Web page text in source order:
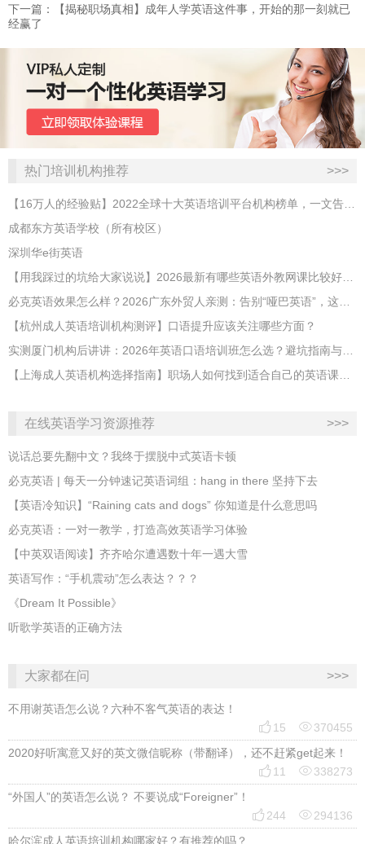
下一篇：【揭秘职场真相】成年人学英语这件事，开始的那一刻就已
经赢了
热门培训机构推荐 >>>
【16万人的经验贴】2022全球十大英语培训平台机构榜单，一文告诉你
成都东方英语学校（所有校区）
深圳华e街英语
【用我踩过的坑给大家说说】2026最新有哪些英语外教网课比较好？哪家性价比高？
必克英语效果怎么样？2026广东外贸人亲测：告别“哑巴英语”，这才是成年人最高效的自救指南！
【杭州成人英语培训机构测评】口语提升应该关注哪些方面？
实测厦门机构后讲讲：2026年英语口语培训班怎么选？避坑指南与高效学习新范式
【上海成人英语机构选择指南】职场人如何找到适合自己的英语课程？
在线英语学习资源推荐 >>>
说话总要先翻中文？我终于摆脱中式英语卡顿
必克英语 | 每天一分钟速记英语词组：hang in there 坚持下去
​【英语冷知识】“Raining cats and dogs” 你知道是什么意思吗
必克英语：一对一教学，打造高效英语学习体验
【中英双语阅读】齐齐哈尔遭遇数十年一遇大雪
英语写作：“手机震动”怎么表达？？？
《Dream It Possible》
听歌学英语的正确方法
大家都在问 >>>
不用谢英语怎么说？六种不客气英语的表达！
 15 370455
2020好听寓意又好的英文微信昵称（带翻译），还不赶紧get起来！
 11 338273
“外国人”的英语怎么说？ 不要说成“Foreigner”！
 244 294136
哈尔滨成人英语培训机构哪家好？有推荐的吗？